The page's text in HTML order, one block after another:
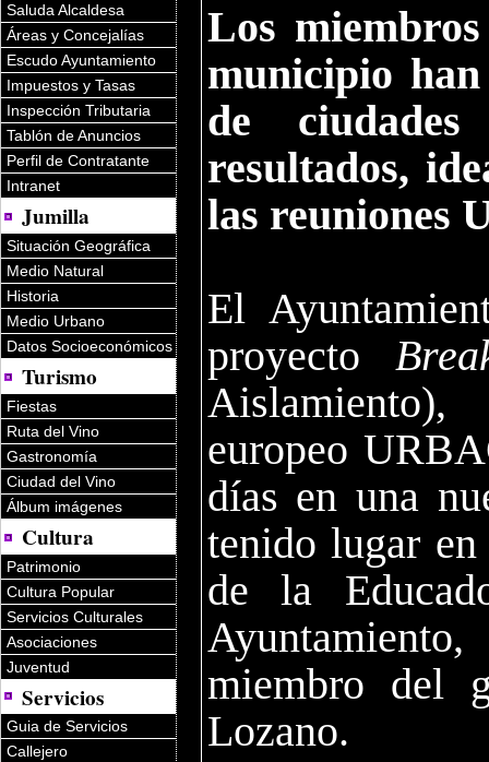
Saluda Alcaldesa
Áreas y Concejalías
Escudo Ayuntamiento
Impuestos y Tasas
Inspección Tributaria
Tablón de Anuncios
Perfil de Contratante
Intranet
Jumilla
Situación Geográfica
Medio Natural
Historia
Medio Urbano
Datos Socioeconómicos
Turismo
Fiestas
Ruta del Vino
Gastronomía
Ciudad del Vino
Álbum imágenes
Cultura
Patrimonio
Cultura Popular
Servicios Culturales
Asociaciones
Juventud
Servicios
Guia de Servicios
Callejero
Los
municipio
de
resultados,
las reuniones
El
proyecto
europeo
días en una
tenido lugar
de la
miembro del
Lozano.